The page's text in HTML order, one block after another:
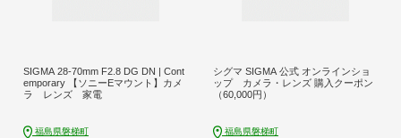
SIGMA 28-70mm F2.8 DG DN | Cont
emporary 【ソニーEマウント】カメ
ラ レンズ 家電
福島県磐梯町
シグマ SIGMA 公式 オンラインショ
ップ カメラ・レンズ 購入クーポン
（60,000円）
福島県磐梯町